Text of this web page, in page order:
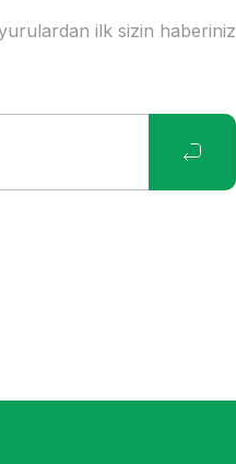
ilk sizin haberiniz